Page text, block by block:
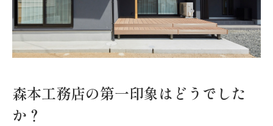
森本工務店の第一印象はどうでした
か？